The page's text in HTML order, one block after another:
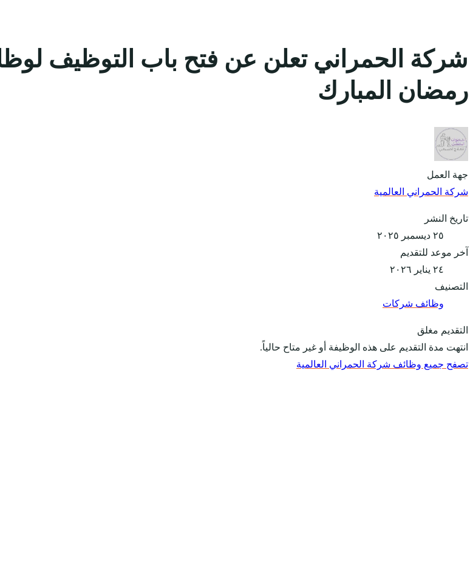
شركة الحمراني تعلن عن فتح باب التوظيف
رمضان المبارك
جهة العمل
شركة الحمراني العالمية
تاريخ النشر
٢٥ ديسمبر ٢٠٢٥
آخر موعد للتقديم
٢٤ يناير ٢٠٢٦
التصنيف
وظائف شركات
التقديم مغلق
انتهت مدة التقديم على هذه الوظيفة أو غير متاح حالياً.
تصفح جميع وظائف شركة الحمراني العالمية